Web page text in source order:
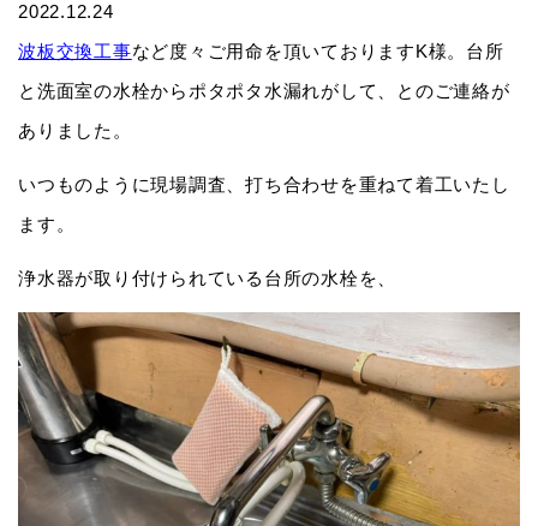
2022.12.24
波板交換工事など度々ご用命を頂いておりますK様。台所
と洗面室の水栓からポタポタ水漏れがして、とのご連絡が
ありました。
いつものように現場調査、打ち合わせを重ねて着工いたし
ます。
浄水器が取り付けられている台所の水栓を、